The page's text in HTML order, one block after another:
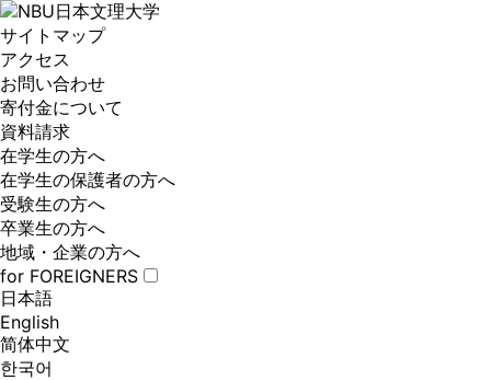
サイトマップ
アクセス
お問い合わせ
寄付金について
資料請求
在学生の方へ
在学生の保護者の方へ
受験生の方へ
卒業生の方へ
地域・企業の方へ
for FOREIGNERS
日本語
English
简体中文
한국어